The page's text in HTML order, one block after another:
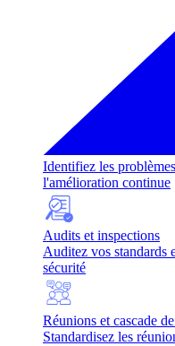
Identifiez les
l'amélioration continue
Audits et inspections
Auditez vos standards
sécurité
Réunions et cascade
Standardisez les